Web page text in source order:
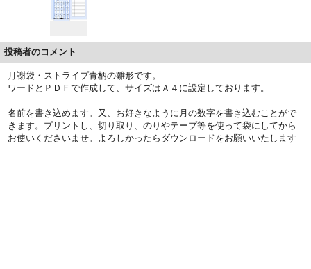
投稿者のコメント
月謝袋・ストライプ青柄の雛形です。
ワードとＰＤＦで作成して、サイズはＡ４に設定しております。
名前を書き込めます。又、お好きなように月の数字を書き込むことがで
きます。プリントし、切り取り、のりやテープ等を使って袋にしてから
お使いくださいませ。よろしかったらダウンロードをお願いいたします